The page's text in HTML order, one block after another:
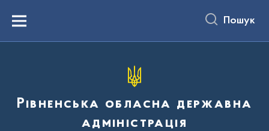
вмістуMenu Пошук
Рівненська обласна державна
адміністрація